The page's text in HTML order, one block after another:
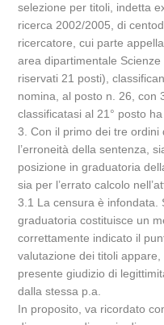
selezione per titoli, indetta
ricerca 2002/2005, di
ricercatore, cui parte
area dipartimentale
riservati 21 posti),
nomina, al posto n. 26, con
classificatasi al 21° posto
3. Con il primo dei tre ordini
l’erroneità della sentenza,
posizione in graduatoria
sia per l’errato calcolo
3.1 La censura è infondata.
graduatoria costituisce un
correttamente indicato il
valutazione dei titoli
presente giudizio di
dalla stessa p.a.
In proposito, va ricordato